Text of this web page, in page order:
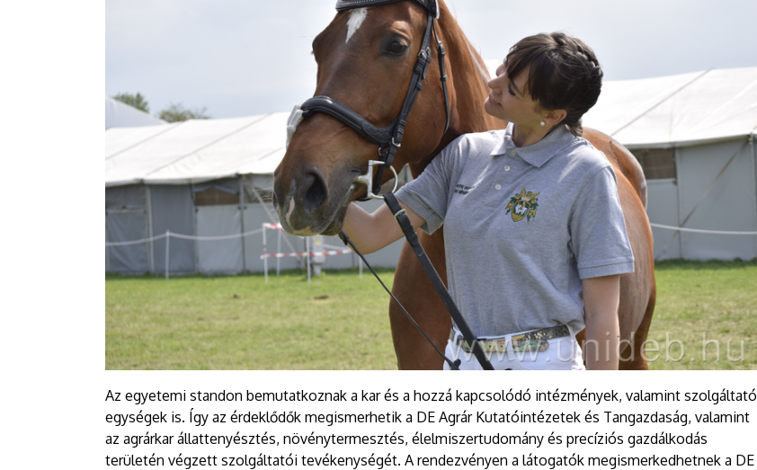
Az egyetemi standon bemutatkoznak a kar és a hozzá kapcsolódó intézmények, valamint szolgáltató
egységek is. Így az érdeklődők megismerhetik a DE Agrár Kutatóintézetek és Tangazdaság, valamint
az agrárkar állattenyésztés, növénytermesztés, élelmiszertudomány és precíziós gazdálkodás
területén végzett szolgáltatói tevékenységét. A rendezvényen a látogatók megismerkedhetnek a DE